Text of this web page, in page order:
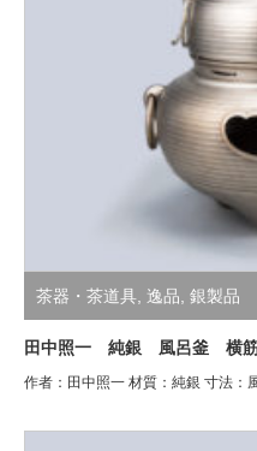
茶器・茶道具 逸品 銀製品
田中照一 純銀 風呂釜 横
作者：田中照一 材質：純銀 寸法